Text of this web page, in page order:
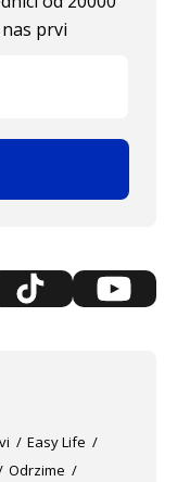
prvi
Easy Life
Odrzime